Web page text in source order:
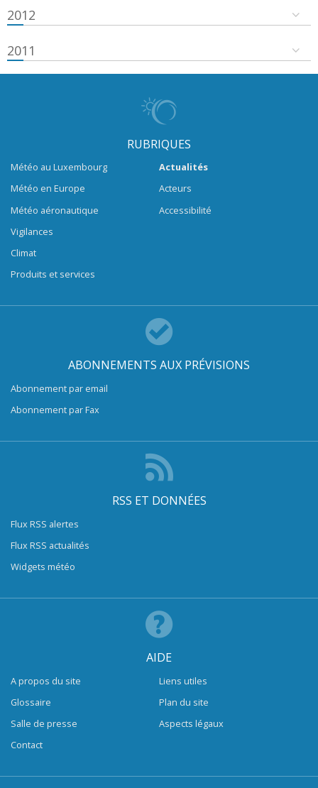
2012
2011
RUBRIQUES
Météo au Luxembourg
Météo en Europe
Météo aéronautique
Vigilances
Climat
Produits et services
Actualités
Acteurs
Accessibilité
ABONNEMENTS AUX PRÉVISIONS
Abonnement par email
Abonnement par Fax
RSS ET DONNÉES
Flux RSS alertes
Flux RSS actualités
Widgets météo
AIDE
A propos du site
Glossaire
Salle de presse
Contact
Liens utiles
Plan du site
Aspects légaux